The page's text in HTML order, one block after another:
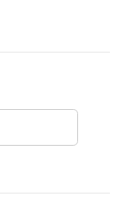
情報であっ
電話番号、